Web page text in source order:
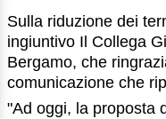
Sulla riduzione dei
ingiuntivo Il Collega
Bergamo, che
comunicazione che
"Ad oggi, la proposta